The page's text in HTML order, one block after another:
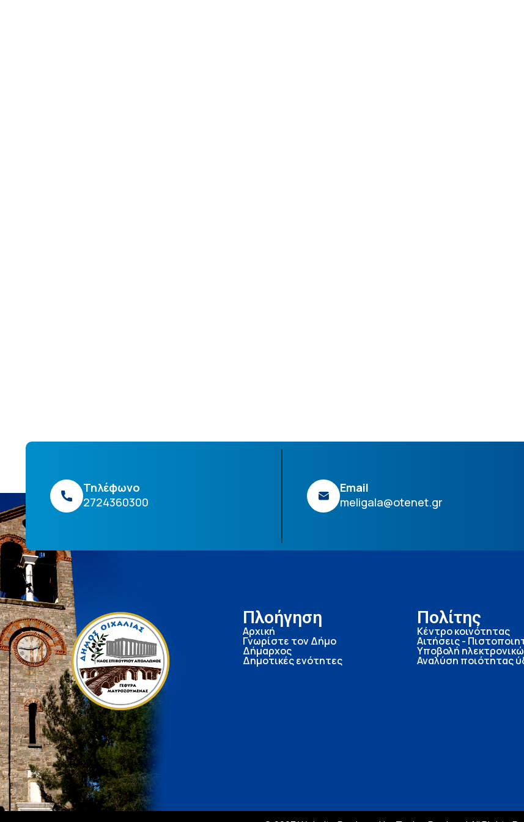
Τηλέφωνο
2724360300
Email
meligala@otenet.gr
Πλοήγηση
Αρχική
Γνωρίστε τον Δήμο
Δήμαρχος
Δημοτικές ενότητες
Πολίτης
Κέντρο κοινότητας
Αιτήσεις -
Υποβολή
Αναλύση ποιότητας